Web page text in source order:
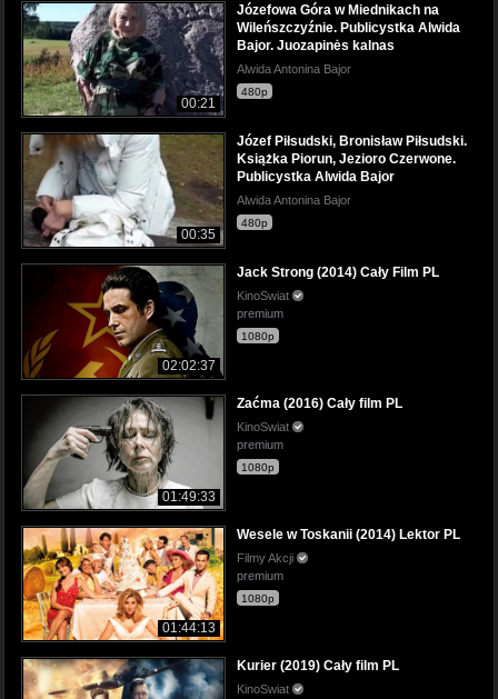
00:21
Józefowa Góra w Miednikach na
Wileńszczyźnie. Publicystka Alwida
Bajor. Juozapinės kalnas
Alwida Antonina Bajor
480p
00:35
Józef Piłsudski, Bronisław Piłsudski.
Książka Piorun, Jezioro Czerwone.
Publicystka Alwida Bajor
Alwida Antonina Bajor
480p
02:02:37
Jack Strong (2014) Cały Film PL
KinoSwiat
premium
1080p
01:49:33
Zaćma (2016) Cały film PL
KinoSwiat
premium
1080p
01:44:13
Wesele w Toskanii (2014) Lektor PL
Filmy Akcji
premium
1080p
Kurier (2019) Cały film PL
KinoSwiat